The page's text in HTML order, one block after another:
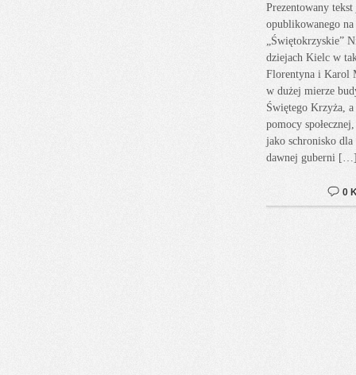
Prezentowany
opublikowanego na
„Świętokrzyskie”
dziejach Kielc w
Florentyna i Karol
w dużej mierze
Świętego Krzyża,
pomocy
jako schronisko
dawnej guberni
0